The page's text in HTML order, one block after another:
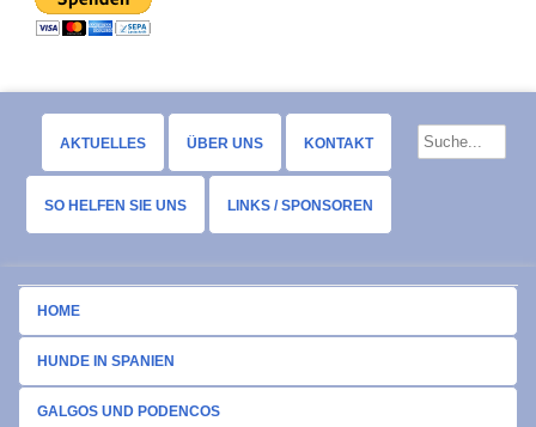
AKTUELLES ÜBER UNS KONTAKT
SO HELFEN SIE UNS LINKS / SPONSOREN
HOME
HUNDE IN SPANIEN
GALGOS UND PODENCOS